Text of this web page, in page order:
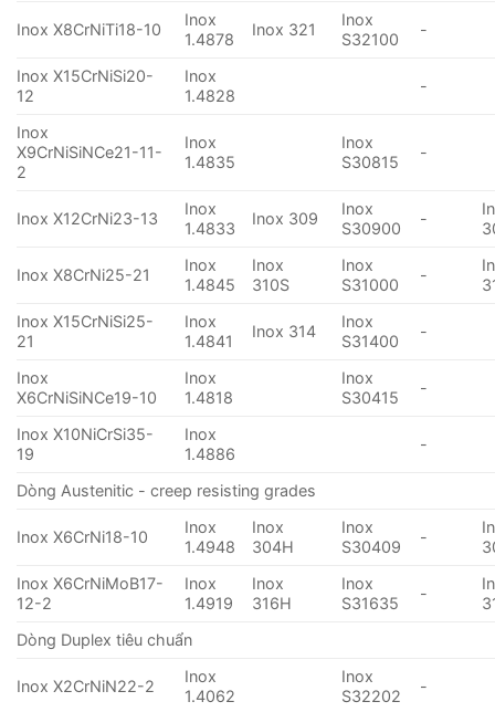
Inox X8CrNiTi18-10
Inox
1.4878
Inox 321
Inox
S32100
-
Inox X15CrNiSi20-
12
Inox
1.4828
-
Inox
X9CrNiSiNCe21-11-
2
Inox
1.4835
Inox
S30815
-
Inox X12CrNi23-13
Inox
1.4833
Inox 309
Inox
S30900
-
Inox X8CrNi25-21
Inox
1.4845
Inox
310S
Inox
S31000
-
Inox X15CrNiSi25-
21
Inox
1.4841
Inox 314
Inox
S31400
-
Inox
X6CrNiSiNCe19-10
Inox
1.4818
Inox
S30415
-
Inox X10NiCrSi35-
19
Inox
1.4886
-
Dòng Austenitic - creep resisting grades
Inox X6CrNi18-10
Inox
1.4948
Inox
304H
Inox
S30409
-
Inox X6CrNiMoB17-
12-2
Inox
1.4919
Inox
316H
Inox
S31635
-
Dòng Duplex tiêu chuẩn
Inox X2CrNiN22-2
Inox
1.4062
Inox
S32202
-